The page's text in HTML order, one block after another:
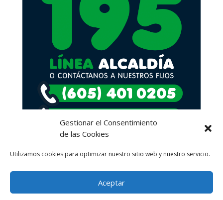
Gestionar el Consentimiento
de las Cookies
Utilizamos cookies para optimizar nuestro sitio web y nuestro servicio.
Aceptar